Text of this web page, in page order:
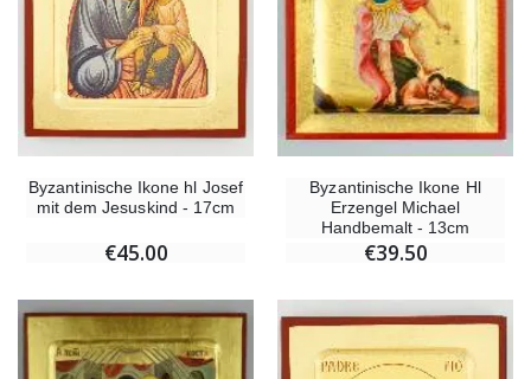
Byzantinische Ikone hl Josef
mit dem Jesuskind - 17cm
€45.00
Byzantinische Ikone Hl
Erzengel Michael
Handbemalt - 13cm
€39.50